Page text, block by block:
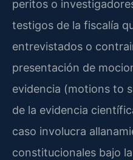
peritos o
testigos de la fiscalía
entrevistados o
presentación de
evidencia (motions to
de la evidencia
caso involucra
constitucionales bajo